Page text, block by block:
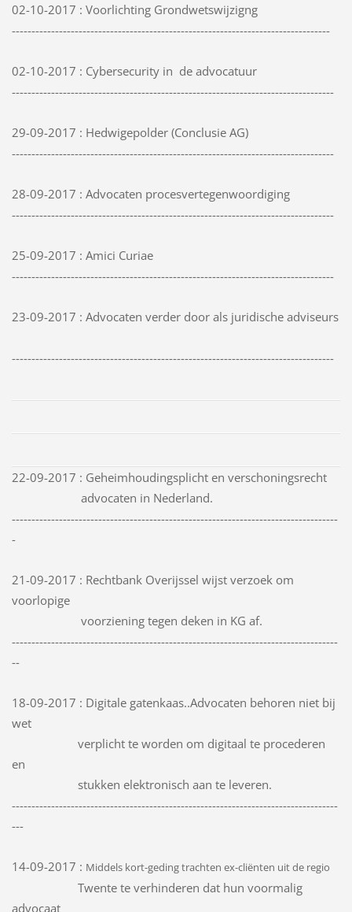
02-10-2017 : Voorlichting Grondwetswijzigng
---------------------------------------------------------------------------------
02-10-2017 : Cybersecurity in de advocatuur
----------------------------------------------------------------------------------
29-09-2017 : Hedwigepolder (Conclusie AG)
----------------------------------------------------------------------------------
28-09-2017 : Advocaten procesvertegenwoordiging
----------------------------------------------------------------------------------
25-09-2017 : Amici Curiae
----------------------------------------------------------------------------------
23-09-2017 : Advocaten verder door als juridische adviseurs
----------------------------------------------------------------------------------
22-09-2017 : Geheimhoudingsplicht en verschoningsrecht
advocaten in Nederland.
-----------------------------------------------------------------------------------
-
21-09-2017 : Rechtbank Overijssel wijst verzoek om
voorlopige
voorziening tegen deken in KG af.
-----------------------------------------------------------------------------------
--
18-09-2017 : Digitale gatenkaas..Advocaten behoren niet bij
wet
verplicht te worden om digitaal te procederen
en
stukken elektronisch aan te leveren.
-----------------------------------------------------------------------------------
---
14-09-2017 : Middels kort-geding trachten ex-cliënten uit de regio
Twente te verhinderen dat hun voormalig
advocaat